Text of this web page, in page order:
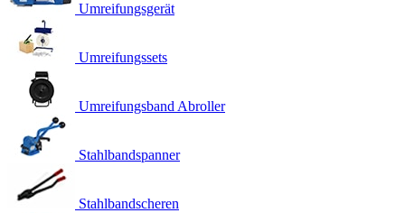
Umreifungsgerät
Umreifungssets
Umreifungsband Abroller
Stahlbandspanner
Stahlbandscheren